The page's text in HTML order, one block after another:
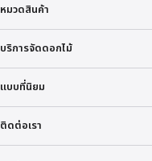
หมวดสินค้า
บริการจัดดอกไม้
แบบที่นิยม
ติดต่อเรา